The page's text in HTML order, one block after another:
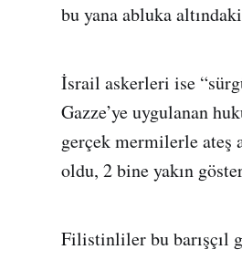
bu yana abluka
İsrail askerleri ise
Gazze’ye uygulanan
gerçek mermilerle ateş
oldu, 2 bine yakın
Filistinliler bu barışçıl